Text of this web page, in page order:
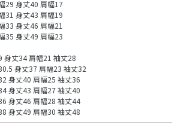
29 身丈40 肩幅17
31 身丈43 肩幅19
33 身丈46 肩幅21
35 身丈49 肩幅23
身丈34 肩幅21 袖丈28
身丈37 肩幅23 袖丈32
身丈40 肩幅25 袖丈36
身丈43 肩幅27 袖丈40
身丈46 肩幅28 袖丈44
身丈49 肩幅30 袖丈48